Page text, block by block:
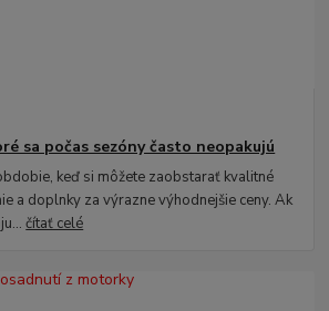
sa počas sezóny často neopakujú
keď si môžete zaobstarať kvalitné
a doplnky za výrazne výhodnejšie ceny. Ak
čítať celé